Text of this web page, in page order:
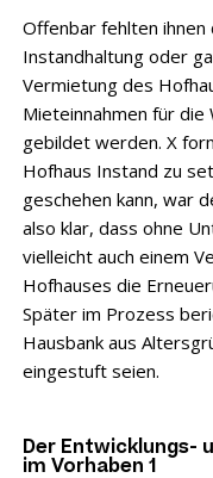
Offenbar fehlten
Instandhaltung oder
Vermietung des
Mieteinnahmen für die
gebildet werden. X
Hofhaus Instand zu
geschehen kann, war
also klar, dass ohne
vielleicht auch einem
Hofhauses die
Später im Prozess
Hausbank aus
eingestuft seien.
Der Entwicklungs-
im Vorhaben 1